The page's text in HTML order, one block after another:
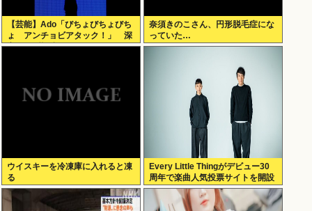
【芸能】Ado「びちょびちょびち
ょ アンチョビアタック！」 深
夜のナゾ投稿...
奈須きのこさん、円形脱毛症にな
っていた…
ウイスキーを冷凍庫に入れると凍
る
Every Little Thingがデビュー30
周年で楽曲人気投票サイトを開設
俺はもちろんFace the Changeに
入れてきたぞ